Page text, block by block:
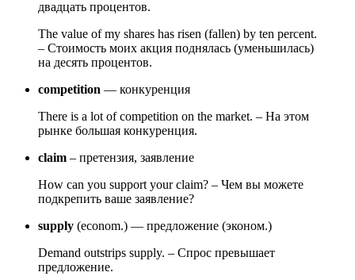
двадцать процентов.
The value of my shares has risen (fallen) by ten percent.
– Стоимость моих акция поднялась (уменьшилась)
на десять процентов.
competition — конкуренция
There is a lot of competition on the market. – На этом
рынке большая конкуренция.
claim – претензия, заявление
How can you support your claim? – Чем вы можете
подкрепить ваше заявление?
supply (econom.) — предложение (эконом.)
Demand outstrips supply. – Спрос превышает
предложение.